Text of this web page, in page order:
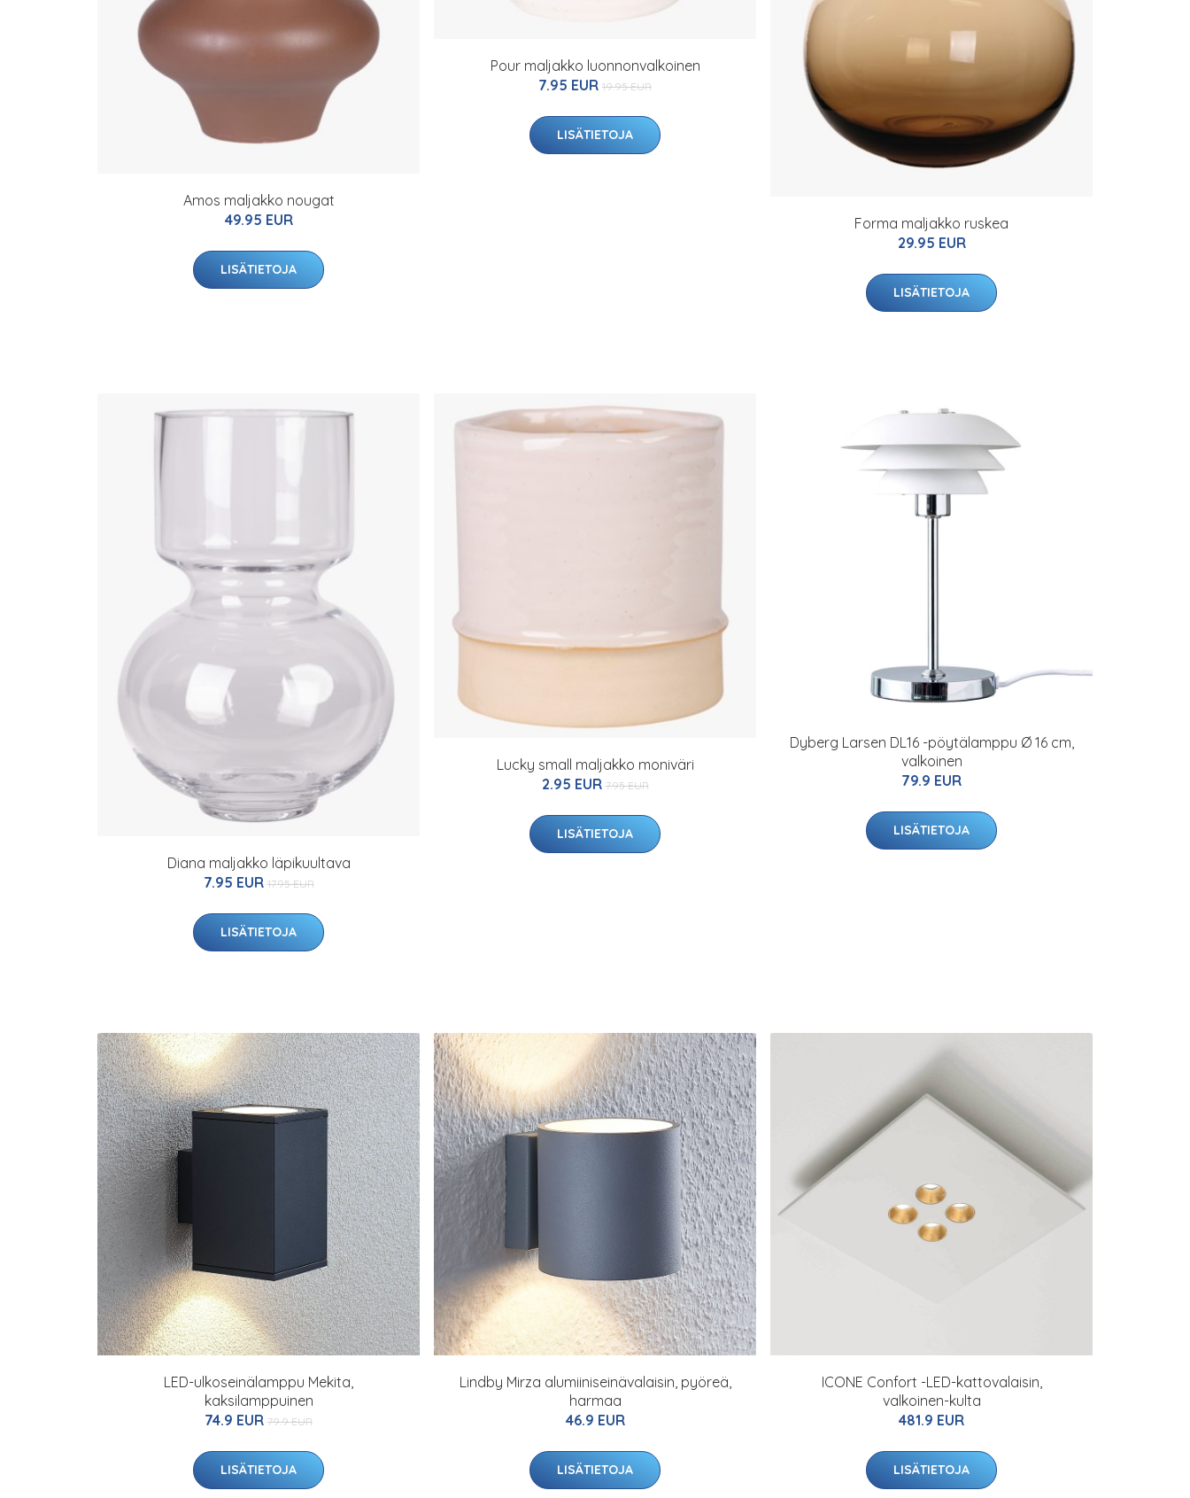
Amos maljakko nougat
49.95 EUR
LISÄTIETOJA
Pour maljakko luonnonvalkoinen
7.95 EUR 19.95 EUR
LISÄTIETOJA
Forma maljakko ruskea
29.95 EUR
LISÄTIETOJA
Diana maljakko läpikuultava
7.95 EUR 17.95 EUR
LISÄTIETOJA
Lucky small maljakko moniväri
2.95 EUR 7.95 EUR
LISÄTIETOJA
Dyberg Larsen DL16 -pöytälamppu Ø 16 cm,
valkoinen
79.9 EUR
LISÄTIETOJA
LED-ulkoseinälamppu Mekita,
kaksilamppuinen
74.9 EUR 79.9 EUR
LISÄTIETOJA
Lindby Mirza alumiiniseinävalaisin, pyöreä,
harmaa
46.9 EUR
LISÄTIETOJA
ICONE Confort -LED-kattovalaisin,
valkoinen-kulta
481.9 EUR
LISÄTIETOJA